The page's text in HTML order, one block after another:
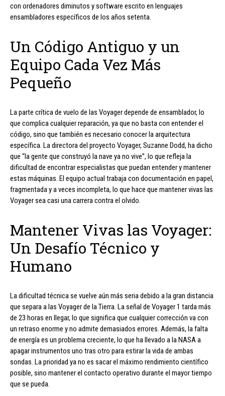
con ordenadores diminutos y software escrito en lenguajes
ensambladores específicos de los años setenta.
Un Código Antiguo y un
Equipo Cada Vez Más
Pequeño
La parte crítica de vuelo de las Voyager depende de ensamblador, lo
que complica cualquier reparación, ya que no basta con entender el
código, sino que también es necesario conocer la arquitectura
específica. La directora del proyecto Voyager, Suzanne Dodd, ha dicho
que “la gente que construyó la nave ya no vive”, lo que refleja la
dificultad de encontrar especialistas que puedan entender y mantener
estas máquinas. El equipo actual trabaja con documentación en papel,
fragmentada y a veces incompleta, lo que hace que mantener vivas las
Voyager sea casi una carrera contra el olvido.
Mantener Vivas las Voyager:
Un Desafío Técnico y
Humano
La dificultad técnica se vuelve aún más seria debido a la gran distancia
que separa a las Voyager de la Tierra. La señal de Voyager 1 tarda más
de 23 horas en llegar, lo que significa que cualquier corrección va con
un retraso enorme y no admite demasiados errores. Además, la falta
de energía es un problema creciente, lo que ha llevado a la NASA a
apagar instrumentos uno tras otro para estirar la vida de ambas
sondas. La prioridad ya no es sacar el máximo rendimiento científico
posible, sino mantener el contacto operativo durante el mayor tiempo
que se pueda.